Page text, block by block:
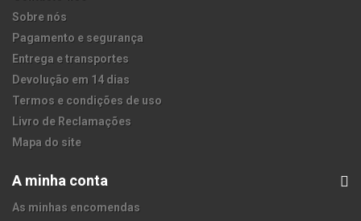
Sobre nós
Pagamento e segurança
Entrega e transportes
Devolução em 14 dias
Termos e condições de uso
Livro de Reclamações
Mapa do site
A minha conta
As minhas encomendas